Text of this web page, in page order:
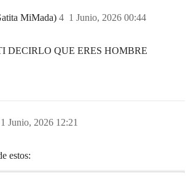
MiMada) 1 Junio, 2026 00:44
4
DECIRLO QUE ERES HOMBRE
1 Junio, 2026 12:21
estos: